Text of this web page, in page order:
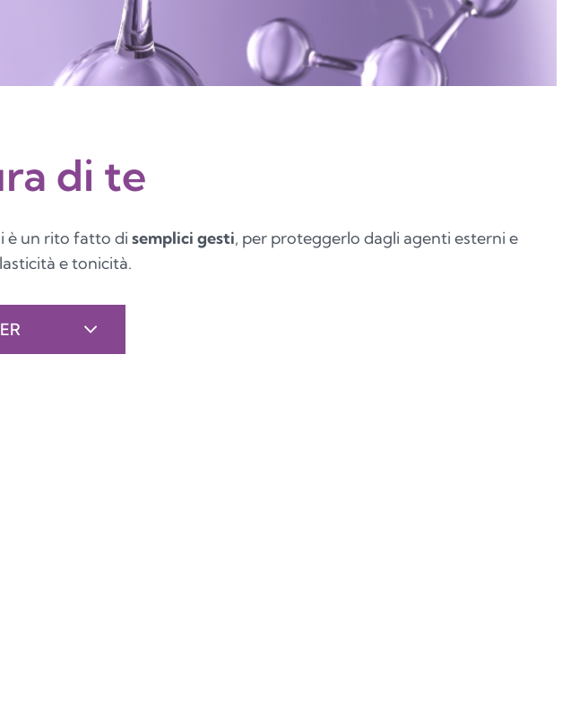
di te
è un rito fatto di semplici gesti, per proteggerlo dagli agenti esterni e
e tonicità.